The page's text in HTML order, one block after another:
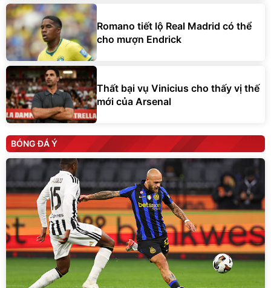
Romano tiết lộ Real Madrid có thể
cho mượn Endrick
Thất bại vụ Vinicius cho thấy vị thế
mới của Arsenal
BÓNG ĐÁ Ý